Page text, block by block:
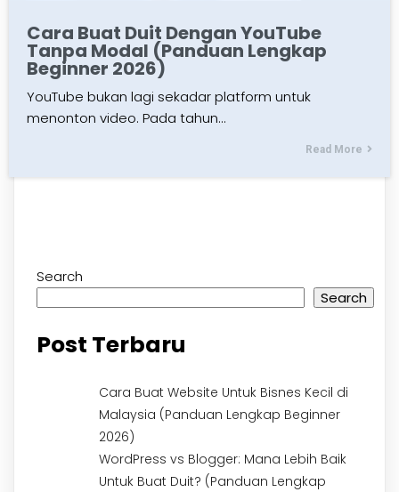
Cara Buat Duit Dengan YouTube
Tanpa Modal (Panduan Lengkap
Beginner 2026)
YouTube bukan lagi sekadar platform untuk
menonton video. Pada tahun…
Read More
Search
Search
Post Terbaru
Cara Buat Website Untuk Bisnes Kecil di
Malaysia (Panduan Lengkap Beginner
2026)
WordPress vs Blogger: Mana Lebih Baik
Untuk Buat Duit? (Panduan Lengkap